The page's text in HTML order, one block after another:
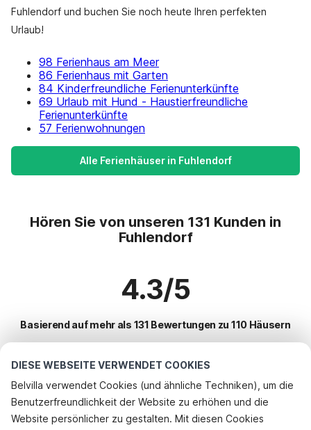
DIESE WEBSEITE VERWENDET COOKIES
Belvilla verwendet Cookies (und ähnliche Techniken), um die
Benutzerfreundlichkeit der Website zu erhöhen und die
Website persönlicher zu gestalten. Mit diesen Cookies
Fuhlendorf und buchen Sie noch heute Ihren perfekten
Urlaub!
98 Ferienhaus am Meer
86 Ferienhaus mit Garten
84 Kinderfreundliche Ferienunterkünfte
69 Urlaub mit Hund - Haustierfreundliche
Ferienunterkünfte
57 Ferienwohnungen
Alle Ferienhäuser in Fuhlendorf
Hören Sie von unseren 131 Kunden in
Fuhlendorf
4.3/5
Basierend auf mehr als 131 Bewertungen zu 110 Häusern
Beliebteste Reiseziele für Urlaub
Top-Städte mit Top-Annehmlichkeiten für den Urlaub